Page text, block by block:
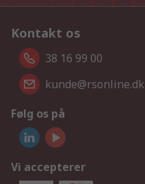
Kontakt os
38 16 99 00
kunde@rsonline.dk
Følg os på
Vi accepterer